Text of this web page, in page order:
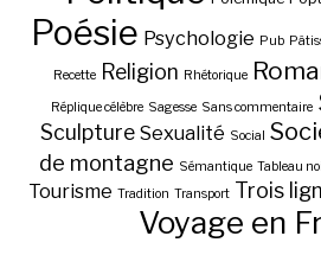
Poésie Psychologie Pub
Recette Religion Rhétorique
Réplique célèbre Sagesse Sans commentaire
Sculpture Sexualité Social
de montagne Sémantique Tableau
Tourisme Tradition Transport Trois
Voyage en